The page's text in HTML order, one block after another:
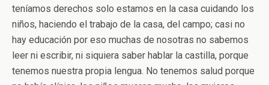
teníamos derechos solo estamos en la casa cuidando los
niños, haciendo el trabajo de la casa, del campo; casi no
hay educación por eso muchas de nosotras no sabemos
leer ni escribir, ni siquiera saber hablar la castilla, porque
tenemos nuestra propia lengua. No tenemos salud porque